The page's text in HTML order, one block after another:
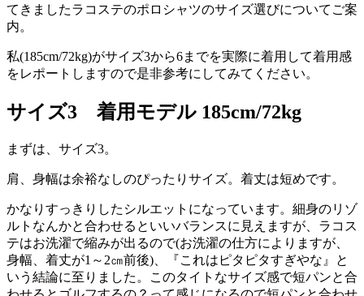
てきましたラコステのポロシャツのサイズ選びについてご案
内。
私(185cm/72kg)がサイズ3から6までを実際に着用して着用感
をレポートしますので是非参考にしてみてください。
サイズ3 着用モデル 185cm/72kg
まずは、サイズ3。
肩、身幅は余裕なしのぴったりサイズ。着丈は短めです。
かなりすっきりしたシルエットになっています。細身のリゾ
ルトなんかと合わせるといいバランスに見えますが、ラコス
テはお洗濯で縮みが出るので(お洗濯の仕方によりますが、
身幅、着丈が1～2㎝前後)、『これはピタピタすぎやな』と
いう結論に至りました。このタイトなサイズ感で短パンと合